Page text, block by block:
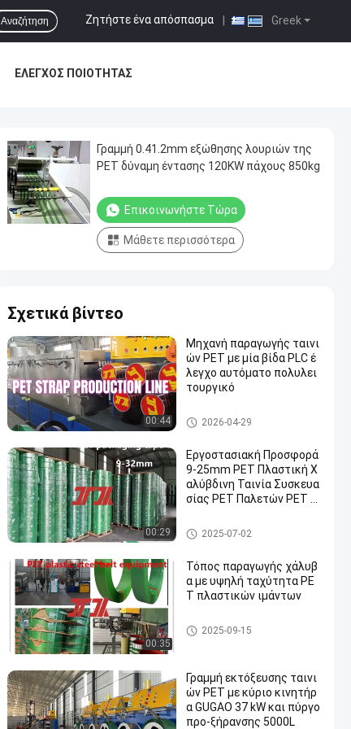
Greek
Ζητήστε ένα απόσπασμα
Αναζήτηση
ΈΛΕΓΧΟΣ ΠΟΙΌΤΗΤΑΣ
Γραμμή 0.41.2mm εξώθησης λουριών της
PET δύναμη έντασης 120KW πάχους 850kg
Επικοινωνήστε Τώρα
Μάθετε περισσότερα
Σχετικά βίντεο
00:44
Μηχανή παραγωγής ταινι
ών PET με μία βίδα PLC έ
λεγχο αυτόματο πολυλει
τουργικό
Γραμμή εξώθησης λουτρών
κατοικίδιων ζώων
2026-04-29
00:29
Εργοστασιακή Προσφορά
9-25mm PET Πλαστική Χ
αλύβδινη Ταινία Συσκευα
σίας PET Παλετών PET Χ
σίας για Πνευματική Μηχ
ανή Συσκευασίας Αυτόμα
PET που συσκευάζει το λουρ
ί
2025-07-02
00:35
Τόπος παραγωγής χάλυβ
α με υψηλή ταχύτητα PE
T πλαστικών ιμάντων
Μηχανή κατασκευής ιμάντω
ν PET
2025-09-15
Γραμμή εκτόξευσης ταινι
ών PET με κύριο κινητήρ
α GUGAO 37 kW και πύργο
προ-ξήρανσης 5000L